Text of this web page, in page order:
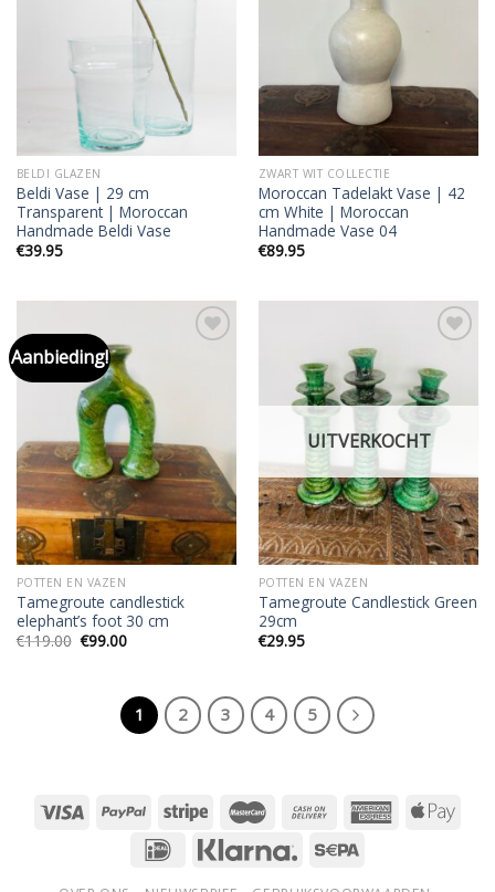
BELDI GLAZEN
Beldi Vase | 29 cm
Transparent | Moroccan
Handmade Beldi Vase
€39.95
ZWART WIT COLLECTIE
Moroccan Tadelakt Vase | 42
cm White | Moroccan
Handmade Vase 04
€89.95
Aanbieding!
POTTEN EN VAZEN
Tamegroute candlestick
elephant’s foot 30 cm
€119.00 Oorspronkelijke
€99.00Huidige
Add to
wishlist
UITVERKOCHT
POTTEN EN VAZEN
Tamegroute Candlestick Green
29cm
€29.95
1 2 3 4 5